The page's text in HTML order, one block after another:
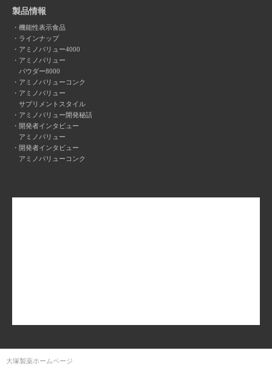
製品情報
機能性表示食品
ラインナップ
アミノバリュー4000
アミノバリュー
パウダー8000
アミノバリューコンク
アミノバリュー
サプリメントスタイル
アミノバリュー開発秘話
開発者インタビュー
アミノバリュー
開発者インタビュー
アミノバリューコンク
大塚製薬ホームページ